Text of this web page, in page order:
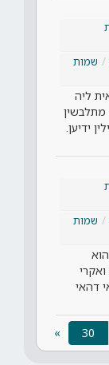
שמות
ליה
מתלבשין
ידיען.
שמות
דהאי
30
(current)
»